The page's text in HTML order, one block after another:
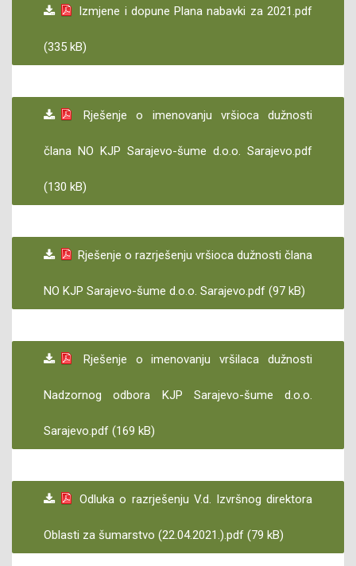
Izmjene i dopune Plana nabavki za 2021.pdf
(335 kB)
Rješenje o imenovanju vršioca dužnosti
člana NO KJP Sarajevo-šume d.o.o. Sarajevo.pdf
(130 kB)
Rješenje o razrješenju vršioca dužnosti člana
NO KJP Sarajevo-šume d.o.o. Sarajevo.pdf (97 kB)
Rješenje o imenovanju vršilaca dužnosti
Nadzornog odbora KJP Sarajevo-šume d.o.o.
Sarajevo.pdf (169 kB)
Odluka o razrješenju V.d. Izvršnog direktora
Oblasti za šumarstvo (22.04.2021.).pdf (79 kB)